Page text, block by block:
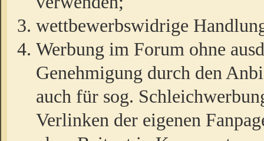
wettbewerbswidrige
Werbung im Forum ohne
Genehmigung durch den
auch für sog.
Verlinken der eigenen